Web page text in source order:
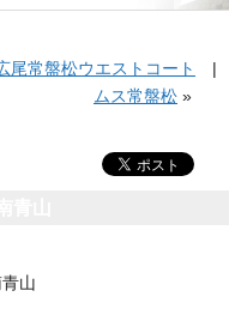
尾常盤松ウエストコート |
ムス常盤松»
山